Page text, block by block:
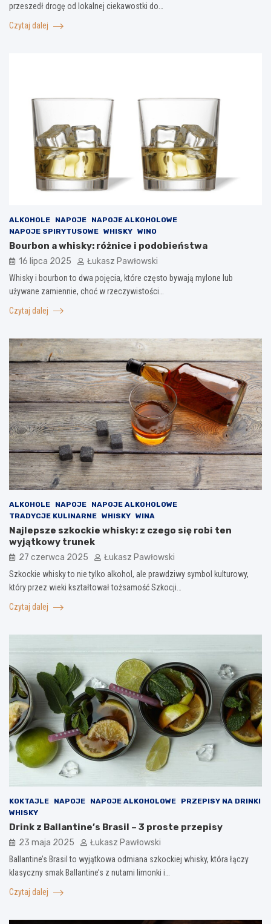
przeszedł drogę od lokalnej ciekawostki do…
Czytaj dalej
ALKOHOLE NAPOJE
NAPOJE ALKOHOLOWE
NAPOJE SPIRYTUSOWE WHISKY WINO
Bourbon a whisky: różnice i podobieństwa
16 lipca 2025 Łukasz Pawłowski
Whisky i bourbon to dwa pojęcia, które często bywają mylone lub
używane zamiennie, choć w rzeczywistości…
Czytaj dalej
ALKOHOLE NAPOJE
NAPOJE ALKOHOLOWE
TRADYCJE KULINARNE WHISKY WINA
Najlepsze szkockie whisky: z czego się robi ten
wyjątkowy trunek
27 czerwca 2025 Łukasz Pawłowski
Szkockie whisky to nie tylko alkohol, ale prawdziwy symbol kulturowy,
który przez wieki kształtował tożsamość Szkocji…
Czytaj dalej
KOKTAJLE NAPOJE NAPOJE ALKOHOLOWE
PRZEPISY NA DRINKI
WHISKY
Drink z Ballantine’s Brasil – 3 proste przepisy
23 maja 2025 Łukasz Pawłowski
Ballantine’s Brasil to wyjątkowa odmiana szkockiej whisky, która łączy
klasyczny smak Ballantine’s z nutami limonki i…
Czytaj dalej